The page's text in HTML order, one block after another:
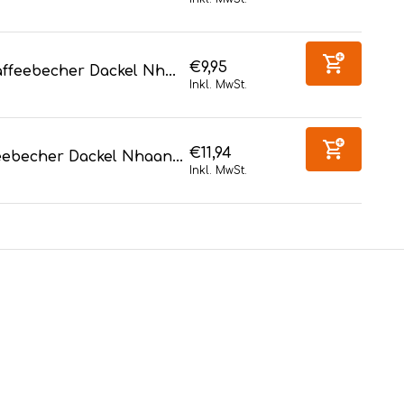
Dackel Nh... €9,95
Inkl. MwSt.
Dackel Nhaan... €11,94
Inkl. MwSt.